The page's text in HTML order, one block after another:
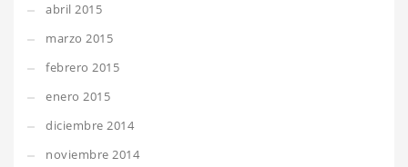
abril 2015
marzo 2015
febrero 2015
enero 2015
diciembre 2014
noviembre 2014